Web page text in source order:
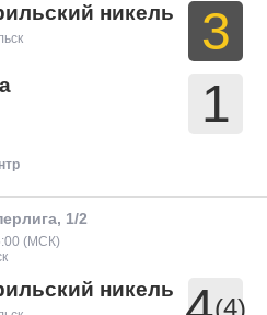
никель 3
1
1/2
(МСК)
никель
(4)